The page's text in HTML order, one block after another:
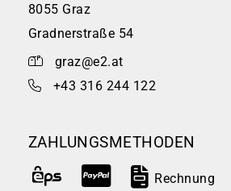
8055 Graz
Gradnerstraße 54
graz@e2.at
+43 316 244 122
ZAHLUNGSMETHODEN
Rechnung